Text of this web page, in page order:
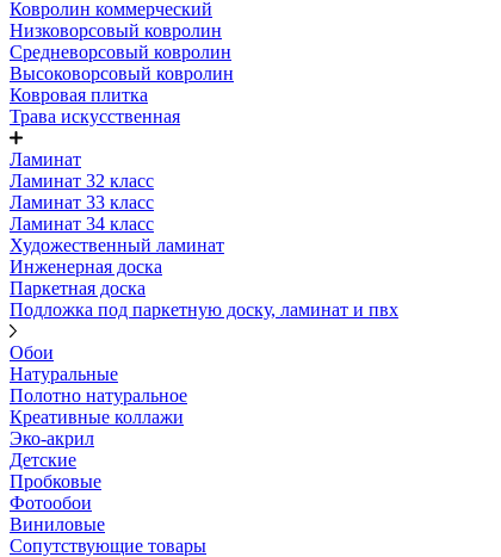
Ковролин коммерческий
Низковорсовый ковролин
Средневорсовый ковролин
Высоковорсовый ковролин
Ковровая плитка
Трава искусственная
Ламинат
Ламинат 32 класс
Ламинат 33 класс
Ламинат 34 класс
Художественный ламинат
Инженерная доска
Паркетная доска
Подложка под паркетную доску, ламинат и пвх
Обои
Натуральные
Полотно натуральное
Креативные коллажи
Эко-акрил
Детские
Пробковые
Фотообои
Виниловые
Сопутствующие товары